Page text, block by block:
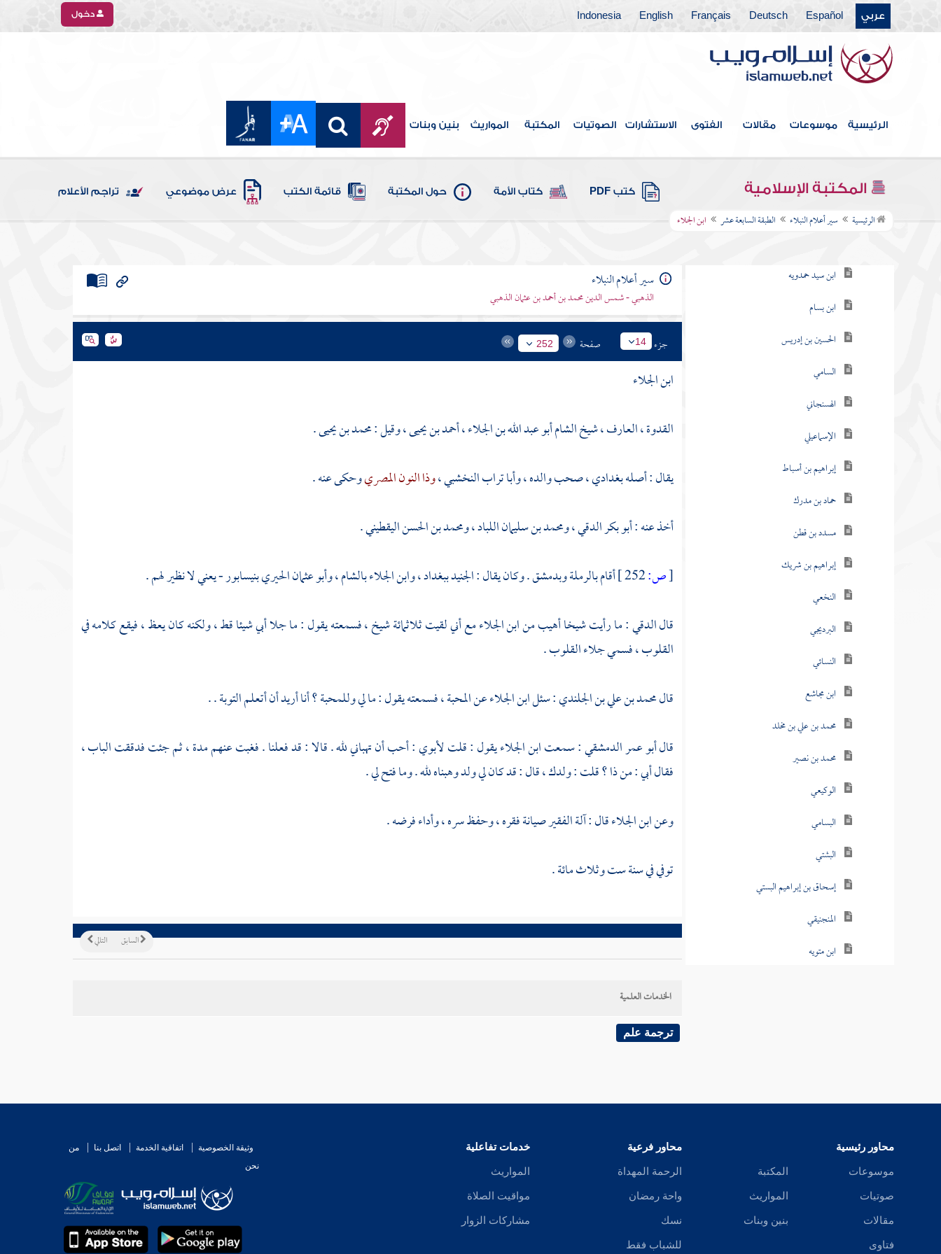
عربي Español
Deutsch
Français
English
Indonesia دخول
الرئيسية موسوعات مقالات الفتوى الاستشارات الصوتيات المكتبة المواريث بنين وبنات
المكتبة الإسلامية كتب PDF كتاب الأمة حول المكتبة قائمة الكتب عرض موضوعي تراجم الأعلام
الرئيسية سير أعلام النبلاء الطبقة السابعة عشر ابن الجلاء
الطبقة الحادية عشرة
الطبقة الثانية عشرة
الطبقة الثالثة عشر
الطبقة الرابعة عشر
الطبقة الخامسة عشر
الطبقة السادسة عشرة
الطبقة السابعة عشر
ابن سيد حمدويه
ابن بسام
الحسين بن إدريس
السامي
الهسنجاني
الإسماعيلي
إبراهيم بن أسباط
حماد بن مدرك
مسدد بن قطن
إبراهيم بن شريك
النخعي
البرديجي
النسائي
ابن مجاشع
محمد بن علي بن مخلد
محمد بن نصير
الوكيعي
البسامي
البشتي
إسحاق بن إبراهيم البستي
المنجنيقي
ابن متويه
أبو معشر الدارمي
سير أعلام النبلاء
الذهبي - شمس الدين محمد بن أحمد بن عثمان الذهبي
جزء 14 صفحة 252
ابن الجلاء
القدوة ، العارف ، شيخ الشام أبو عبد الله بن الجلاء ، أحمد بن يحيى ، وقيل : محمد بن يحيى .
يقال : أصله بغدادي ، صحب والده ،وأبا تراب النخشبي،وذا النون المصريوحكى عنه .
أخذ عنه :أبو بكر الدقي،ومحمد بن سليمان اللباد،ومحمد بن الحسن اليقطيني.
[ص: أقامبالرملةوبدمشق. وكان يقال :الجنيدببغداد،وابن الجلاءبالشام،وأبو عثمان الحيريبنيسابور- يعني لا نظير لهم .
قالالدقي: ما رأيت شيخا أهيب منابن الجلاءمع أني لقيت ثلاثمائة شيخ ، فسمعته يقول : ما جلا أبي شيئا قط ، ولكنه كان يعظ ، فيقع كلامه في
القلوب ، فسمي جلاء القلوب .
قالمحمد بن علي بن الجلندي: سئلابن الجلاءعن المحبة ، فسمعته يقول : ما لي وللمحبة ؟ أنا أريد أن أتعلم التوبة . .
قالأبو عمر الدمشقي: سمعتابن الجلاءيقول : قلت لأبوي : أحب أن تهباني لله . قالا : قد فعلنا . فغبت عنهم مدة ، ثم جئت فدققت الباب ،
فقال أبي : من ذا ؟ قلت : ولدك ، قال : قد كان لي ولد وهبناه لله . وما فتح لي .
وعنابن الجلاءقال : آلة الفقير صيانة فقره ، وحفظ سره ، وأداء فرضه .
توفي في سنة ست وثلاث مائة .
التالي السابق
الخدمات العلمية
ترجمة علم
محاور رئيسية
موسوعات
صوتيات
مقالات
فتاوى
المكتبة
المواريث
بنين وبنات
محاور فرعية
الرحمة المهداة
واحة رمضان
نسك
للشباب فقط
خدمات تفاعلية
المواريث
مواقيت الصلاة
مشاركات الزوار
وثيقة الخصوصية اتفاقية الخدمة اتصل بنا
من
نحن